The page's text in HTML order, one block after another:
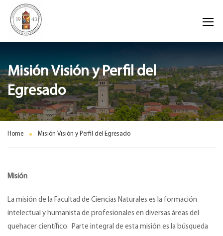
Misión Visión y Perfil del
Egresado
Home Misión Visión y Perfil del Egresado
Misión
La misión de la Facultad de Ciencias Naturales es la formación
intelectual y humanista de profesionales en diversas áreas del
quehacer científico. Parte integral de esta misión es la búsqueda